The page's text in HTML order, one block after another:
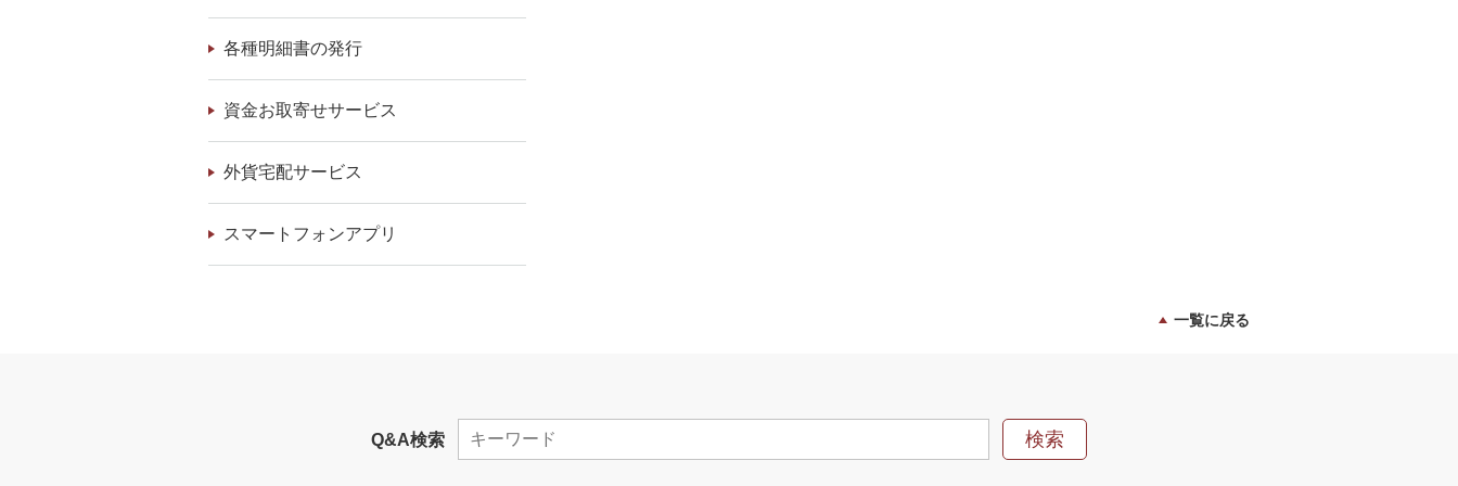
各種明細書の発行
資金お取寄せサービス
外貨宅配サービス
スマートフォンアプリ
一覧に戻る
Q&A検索